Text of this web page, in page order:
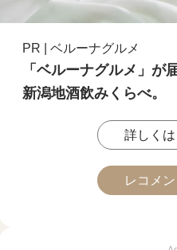
PR | ベルーナグルメ
「ベルーナグルメ」が
新潟地酒飲みくらべ。
詳しく
レコメ